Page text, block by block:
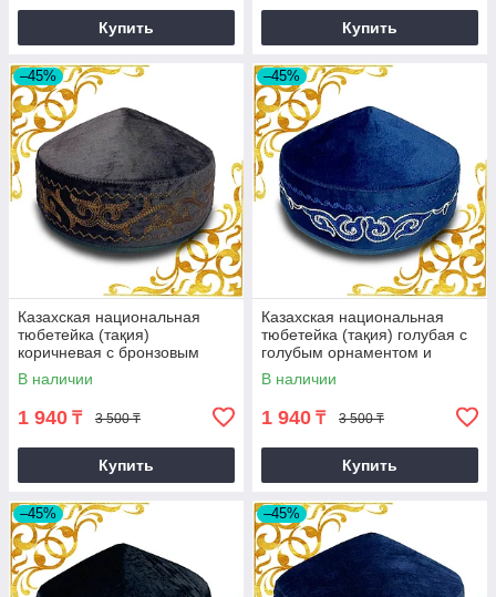
Купить Купить
–45%
Казахская национальная
тюбетейка (тақия)
коричневая с бронзовым
узором
В наличии
1 940 ₸ 3 500 ₸
Купить
–45%
Казахская национальная
тюбетейка (тақия) голубая с
голубым орнаментом и
белой строчкой (3)
В наличии
1 940 ₸ 3 500 ₸
Купить
–45% –45%